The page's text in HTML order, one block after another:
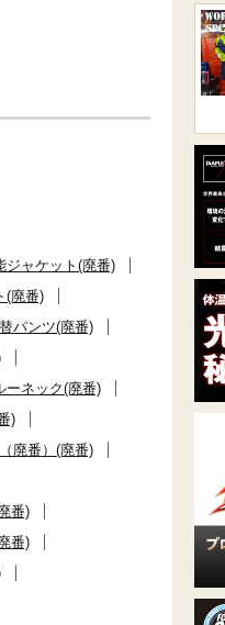
ジャケット(廃番)
(廃番)
パンツ(廃番)
ーネック(廃番)
)
廃番）(廃番)
番)
番)